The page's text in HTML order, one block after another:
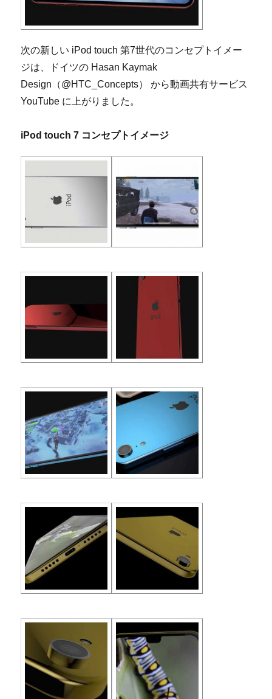
次の新しい iPod touch 第7世代のコンセプトイメー
ジは、ドイツの Hasan Kaymak
Design（@HTC_Concepts） から動画共有サービス
YouTube に上がりました。
iPod touch 7 コンセプトイメージ